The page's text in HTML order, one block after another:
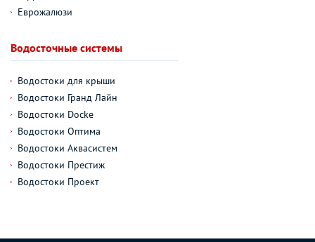
Еврожалюзи
Водосточные системы
Водостоки для крыши
Водостоки Гранд Лайн
Водостоки Docke
Водостоки Оптима
Водостоки Аквасистем
Водостоки Престиж
Водостоки Проект